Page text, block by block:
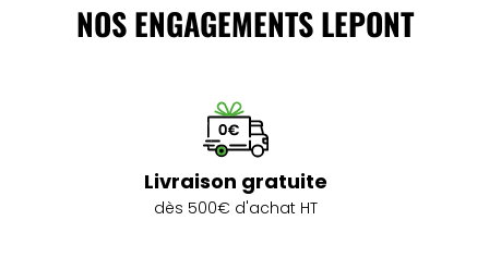
NOS ENGAGEMENTS LEPONT
Livraison gratuite
dès 500€ d'achat HT